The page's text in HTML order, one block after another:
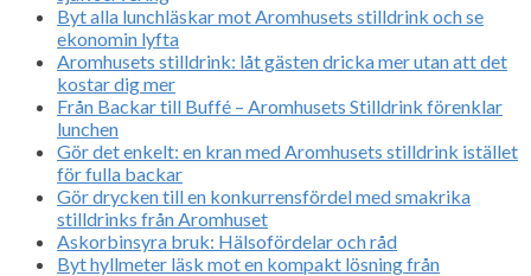
Byt alla lunchläskar mot Aromhusets stilldrink och se
ekonomin lyfta
Aromhusets stilldrink: låt gästen dricka mer utan att det
kostar dig mer
Från Backar till Buffé – Aromhusets Stilldrink förenklar
lunchen
Gör det enkelt: en kran med Aromhusets stilldrink istället
för fulla backar
Gör drycken till en konkurrensfördel med smakrika
stilldrinks från Aromhuset
Askorbinsyra bruk: Hälsofördelar och råd
Byt hyllmeter läsk mot en kompakt lösning från